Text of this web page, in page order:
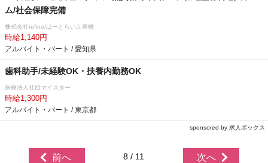
ム/社会保障完備
株式会社refine/はーとらいふ豊橋
時給1,140円
アルバイト・パート / 愛知県
歯科助手/未経験OK・扶養内勤務OK
医療法人社団マイスター
時給1,300円
アルバイト・パート / 東京都
sponsored by 求人ボックス
前へ 8 / 11 次へ